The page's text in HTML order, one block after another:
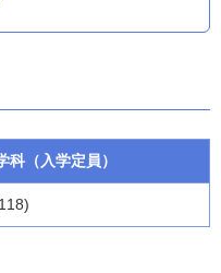
科（入学定員）